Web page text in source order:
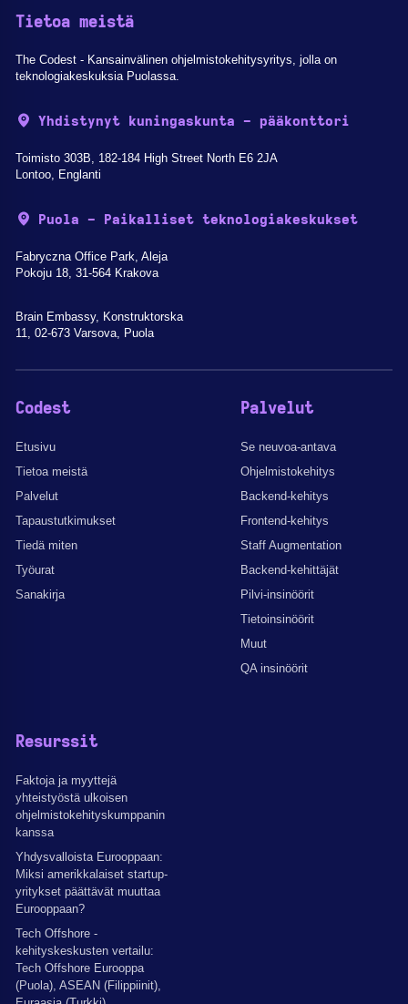
Tietoa meistä
The Codest - Kansainvälinen ohjelmistokehitysyritys, jolla on
teknologiakeskuksia Puolassa.
Yhdistynyt kuningaskunta - pääkonttori
Toimisto 303B, 182-184 High Street North E6 2JA
Lontoo, Englanti
Puola - Paikalliset teknologiakeskukset
Fabryczna Office Park, Aleja
Pokoju 18, 31-564 Krakova
Brain Embassy, Konstruktorska
11, 02-673 Varsova, Puola
Codest
Etusivu
Tietoa meistä
Palvelut
Tapaustutkimukset
Tiedä miten
Työurat
Sanakirja
Palvelut
Se neuvoa-antava
Ohjelmistokehitys
Backend-kehitys
Frontend-kehitys
Staff Augmentation
Backend-kehittäjät
Pilvi-insinöörit
Tietoinsinöörit
Muut
QA insinöörit
Resurssit
Faktoja ja myyttejä
yhteistyöstä ulkoisen
ohjelmistokehityskumppanin
kanssa
Yhdysvalloista Eurooppaan:
Miksi amerikkalaiset startup-
yritykset päättävät muuttaa
Eurooppaan?
Tech Offshore -
kehityskeskusten vertailu:
Tech Offshore Eurooppa
(Puola), ASEAN (Filippiinit),